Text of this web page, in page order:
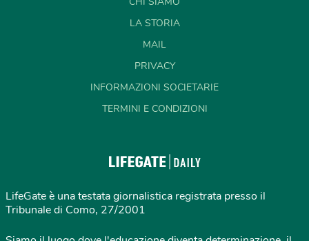
LA STORIA
MAIL
PRIVACY
INFORMAZIONI SOCIETARIE
TERMINI E CONDIZIONI
LifeGate è una testata giornalistica registrata presso il
Tribunale di Como, 27/2001